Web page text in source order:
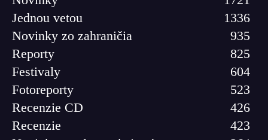
Jednou vetou
1336
Novinky zo zahraničia
935
Reporty
825
Festivaly
604
Fotoreporty
523
Recenzie CD
426
Recenzie
423